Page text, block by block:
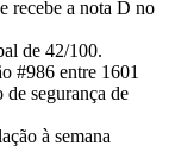
recebe a nota D no
de 42/100.
#986 entre 1601
segurança de
à semana